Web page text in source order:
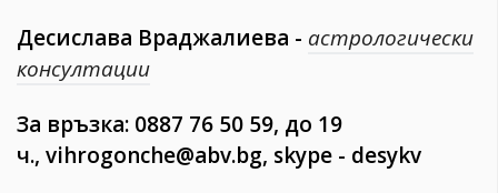
Десислава Враджалиева - aстрологически
консултации
За връзка: 0887 76 50 59, до 19
ч., vihrogonche@abv.bg, skype - desykv